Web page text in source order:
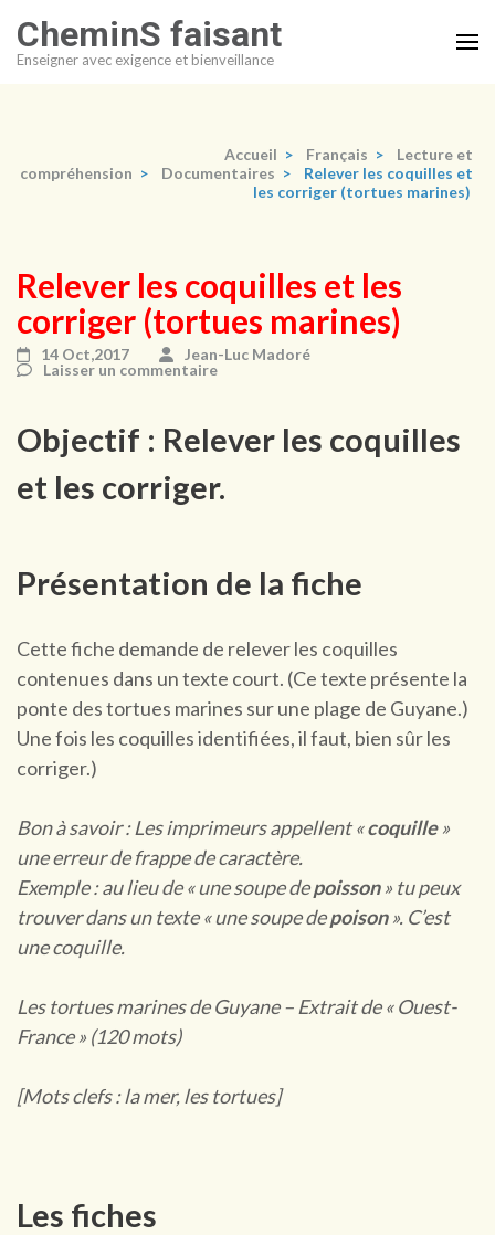
au
contenu
CheminS faisant
Enseigner avec exigence et bienveillance
Accueil > Français >
Lecture et
compréhension > Documentaires >
Relever les coquilles et
les corriger (tortues marines)
Relever les coquilles et les
corriger (tortues marines)
14 Oct,2017
Jean-Luc Madoré
Laisser un commentaire
Objectif : Relever les coquilles
et les corriger.
Présentation de la fiche
Cette fiche demande de relever les coquilles
contenues dans un texte court. (Ce texte présente la
ponte des tortues marines sur une plage de Guyane.)
Une fois les coquilles identifiées, il faut, bien sûr les
corriger.)
Bon à savoir :Les imprimeurs appellent «coquille»
une erreur de frappe de caractère.
Exemple : au lieu de « une soupe depoisson» tu peux
trouver dans un texte « une soupe depoison». C’est
une coquille.
Les tortues marines de Guyane – Extrait de « Ouest-
France » (120 mots)
[Mots clefs : la mer, les tortues]
Les fiches